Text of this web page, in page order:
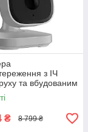
з ІЧ
та вбудованим
White
₴ 8 799 ₴